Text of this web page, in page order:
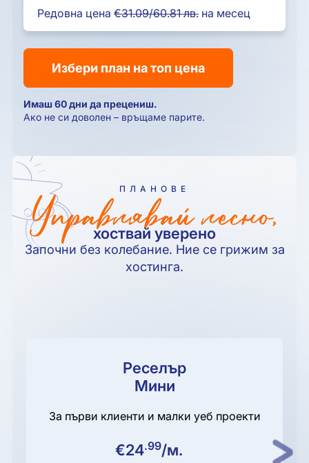
Редовна цена €31.09/60.81 лв. на месец
Избери план на топ цена
Имаш 60 дни да прецениш.
Ако не си доволен – връщаме парите.
ПЛАНОВЕ
Управлявай лесно,
хоствай уверено
Започни без колебание. Ние се грижим за
хостинга.
Реселър
Мини
За първи клиенти и малки уеб проекти
€24.99/м.
Next